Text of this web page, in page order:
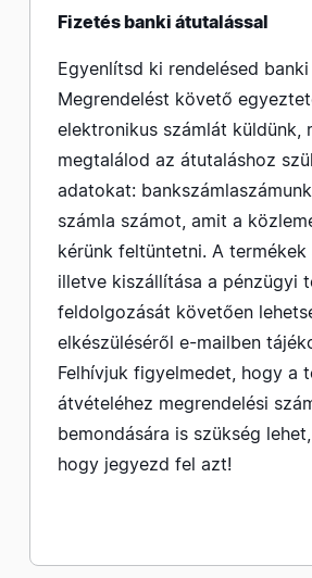
Fizetés banki átutalással
Egyenlítsd ki rendelésed
Megrendelést követő
elektronikus számlát küldünk,
megtalálod az átutaláshoz
adatokat:
számla számot, amit a
kérünk feltüntetni. A
illetve kiszállítása a pénzügyi
feldolgozását követően
elkészüléséről e-mailben
Felhívjuk figyelmedet, hogy a
átvételéhez megrendelési
bemondására is szükség
hogy jegyezd fel azt!